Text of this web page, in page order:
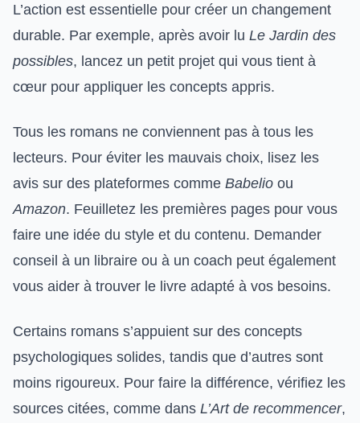
L’action est essentielle pour créer un changement
durable. Par exemple, après avoir lu Le Jardin des
possibles, lancez un petit projet qui vous tient à
cœur pour appliquer les concepts appris.
Tous les romans ne conviennent pas à tous les
lecteurs. Pour éviter les mauvais choix, lisez les
avis sur des plateformes comme Babelio ou
Amazon. Feuilletez les premières pages pour vous
faire une idée du style et du contenu. Demander
conseil à un libraire ou à un coach peut également
vous aider à trouver le livre adapté à vos besoins.
Certains romans s’appuient sur des concepts
psychologiques solides, tandis que d’autres sont
moins rigoureux. Pour faire la différence, vérifiez les
sources citées, comme dans L’Art de recommencer,